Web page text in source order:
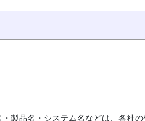
製品名・システム名などは、各社の